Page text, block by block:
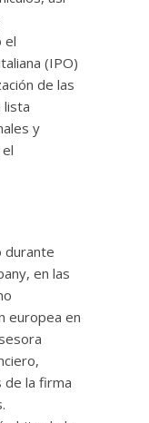
el
(IPO)
de las
lista
y
durante
en las
europea en
de la firma